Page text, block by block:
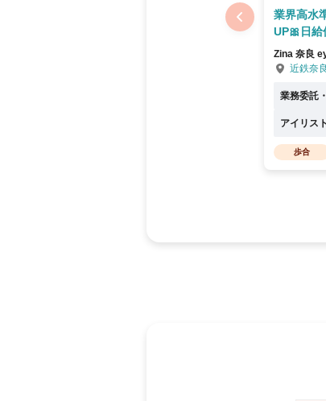
業界高水
UP🎀日給
Zina 奈良
近鉄奈
業務委託
アイリスト
歩合